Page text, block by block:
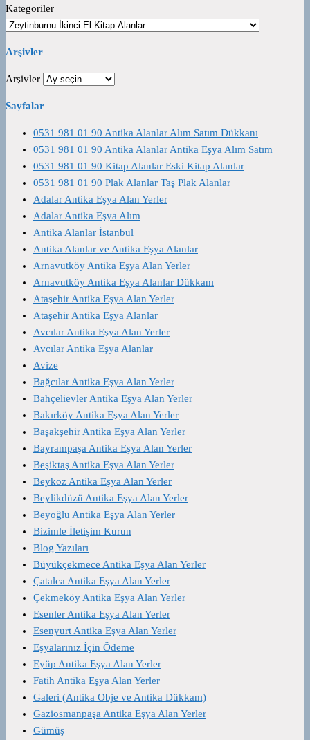
Kategoriler
Arşivler
Arşivler
Sayfalar
0531 981 01 90 Antika Alanlar Alım Satım Dükkanı
0531 981 01 90 Antika Alanlar Antika Eşya Alım Satım
0531 981 01 90 Kitap Alanlar Eski Kitap Alanlar
0531 981 01 90 Plak Alanlar Taş Plak Alanlar
Adalar Antika Eşya Alan Yerler
Adalar Antika Eşya Alım
Antika Alanlar İstanbul
Antika Alanlar ve Antika Eşya Alanlar
Arnavutköy Antika Eşya Alan Yerler
Arnavutköy Antika Eşya Alanlar Dükkanı
Ataşehir Antika Eşya Alan Yerler
Ataşehir Antika Eşya Alanlar
Avcılar Antika Eşya Alan Yerler
Avcılar Antika Eşya Alanlar
Avize
Bağcılar Antika Eşya Alan Yerler
Bahçelievler Antika Eşya Alan Yerler
Bakırköy Antika Eşya Alan Yerler
Başakşehir Antika Eşya Alan Yerler
Bayrampaşa Antika Eşya Alan Yerler
Beşiktaş Antika Eşya Alan Yerler
Beykoz Antika Eşya Alan Yerler
Beylikdüzü Antika Eşya Alan Yerler
Beyoğlu Antika Eşya Alan Yerler
Bizimle İletişim Kurun
Blog Yazıları
Büyükçekmece Antika Eşya Alan Yerler
Çatalca Antika Eşya Alan Yerler
Çekmeköy Antika Eşya Alan Yerler
Esenler Antika Eşya Alan Yerler
Esenyurt Antika Eşya Alan Yerler
Eşyalarınız İçin Ödeme
Eyüp Antika Eşya Alan Yerler
Fatih Antika Eşya Alan Yerler
Galeri (Antika Obje ve Antika Dükkanı)
Gaziosmanpaşa Antika Eşya Alan Yerler
Gümüş